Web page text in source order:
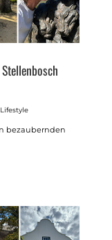
Lifestyle
bezaubernden